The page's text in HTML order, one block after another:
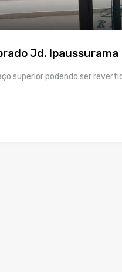
Jd. Ipaussurama
superior podendo ser